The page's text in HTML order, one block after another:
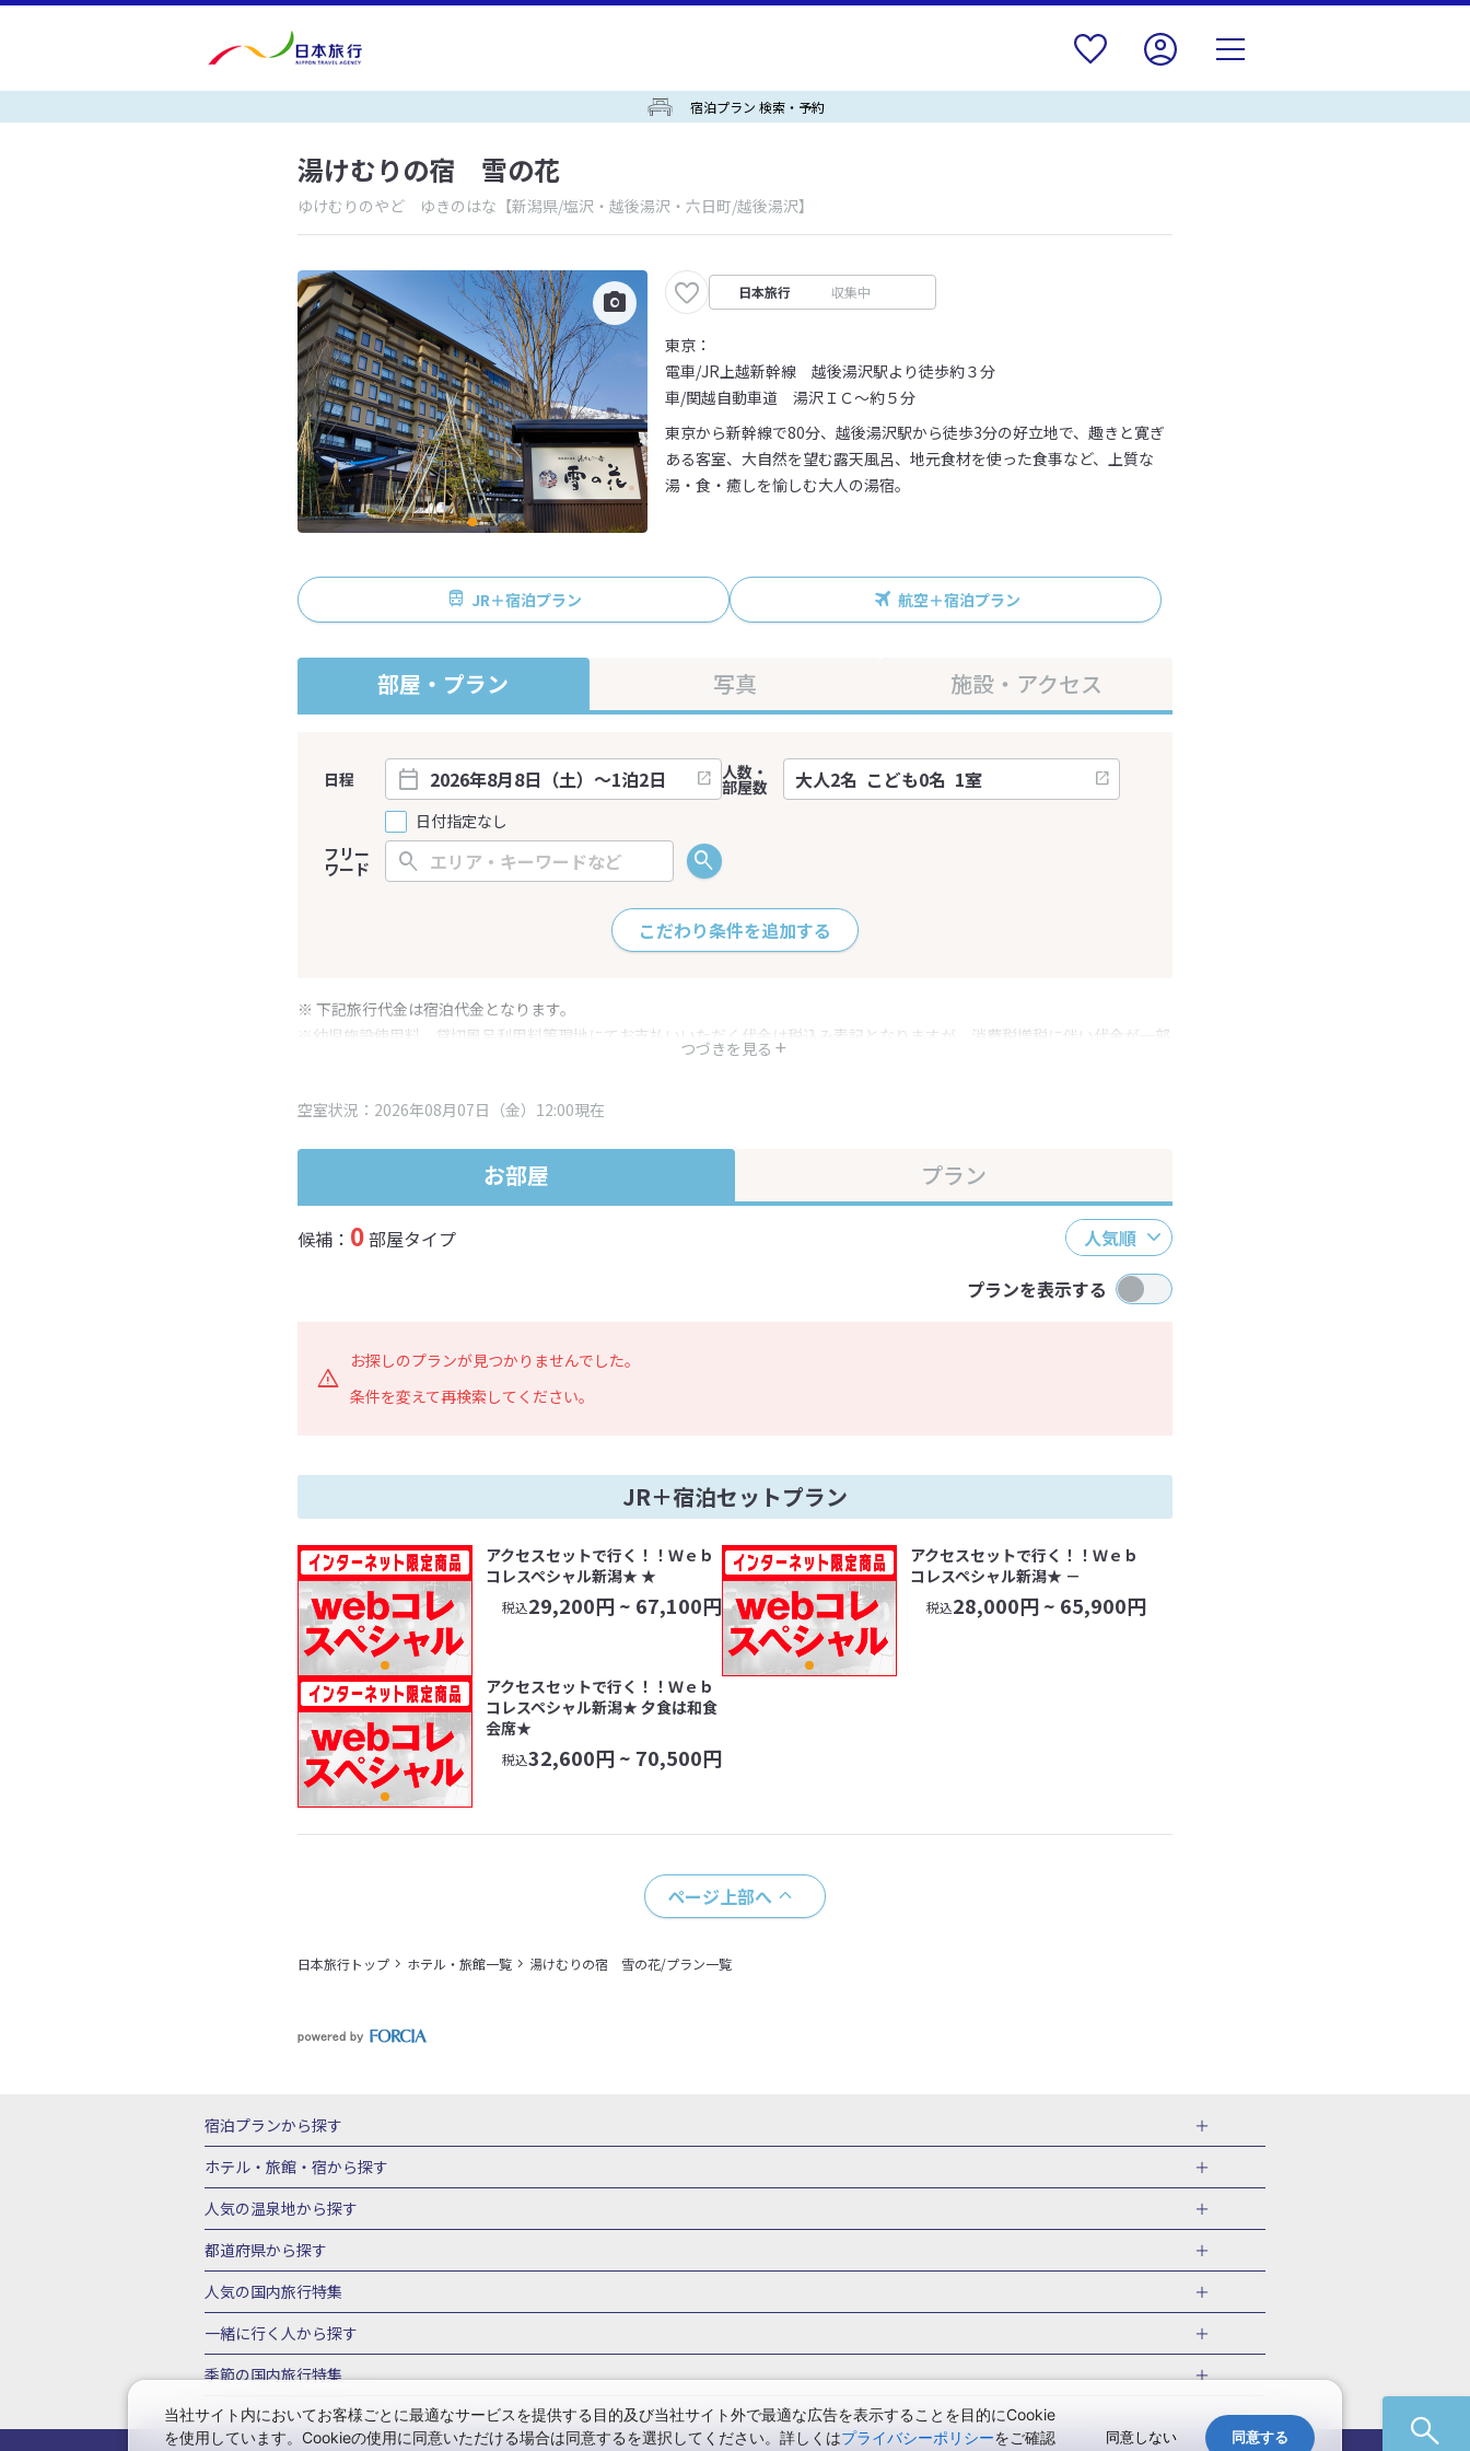
宿泊プラン 検索・予約
湯けむりの宿 雪の花
ゆけむりのやど ゆきのはな 【新潟県/塩沢・越後湯沢・六日町/越後湯沢】
日本旅行 収集中
東京：
電車/JR上越新幹線 越後湯沢駅より徒歩約３分
車/関越自動車道 湯沢ＩＣ～約５分
東京から新幹線で80分、越後湯沢駅から徒歩3分の好立地で、趣きと寛ぎ
ある客室、大自然を望む露天風呂、地元食材を使った食事など、上質な
湯・食・癒しを愉しむ大人の湯宿。
JR＋宿泊プラン 航空＋宿泊プラン
部屋・プラン 写真 施設・アクセス
日程
日付指定なし
人数・
部屋数
フリー
ワード
こだわり条件を追加する
つづきを見る
※ 下記旅行代金は宿泊代金となります。
※幼児施設使用料、貸切風呂利用料等現地にてお支払いいただく代金は税込み表記となりますが、消費税増税に伴い代金が一部
空室状況：2026年08月07日（金）12:00現在
お部屋 プラン
候補： 0部屋タイプ
人気順
プランを表示する
お探しのプランが見つかりませんでした。
条件を変えて再検索してください。
JR＋宿泊セットプラン
アクセスセットで行く！！Ｗｅｂ
コレスペシャル新潟★ ★
税込29,200円 ~ 67,100円
アクセスセットで行く！！Ｗｅｂ
コレスペシャル新潟★ －
税込28,000円 ~ 65,900円
アクセスセットで行く！！Ｗｅｂ
コレスペシャル新潟★ 夕食は和食
会席★
税込32,600円 ~ 70,500円
ページ上部へ
日本旅行トップ ホテル・旅館一覧 湯けむりの宿 雪の花/プラン一覧
宿泊プランから探す
北海道
東北 青森県
栃木県
群馬県 北陸 富山県 石川県 福井県 甲信越 山梨県 新潟県 長野県 東海 静岡県 岐阜県
愛知県
三重県
近畿 滋賀県 京都府 大阪府 兵庫県 奈良県 和歌山県 四国 徳島県 高知県 香川県 愛媛県
中国
岡山県
広島県
ホテル・旅館・宿から探す
北海道ホテル・旅館
山形県ホテル・旅館
福島県ホテル・旅館 東京都ホテル・旅館 神奈川県ホテル・旅館
埼玉県ホテル・旅館
千葉県ホテル・旅館
茨城県ホテル・旅館 栃木県ホテル・旅館 群馬県ホテル・旅館
富山県ホテル・旅館
石川県ホテル・旅館
静岡県ホテル・旅館
京都府ホテル・旅館
大阪府ホテル・旅館 兵庫県ホテル・旅館 奈良県ホテル・旅館
和歌山県ホテル・旅館
広島県ホテル・旅館
鳥取県ホテル・旅館 島根県ホテル・旅館 山口県ホテル・旅館
福岡県ホテル・旅館
人気の温泉地から探す
北海道
湯の川温泉(北海道)
川湯温泉(北海道)
層雲峡温泉(北海道) 知床温泉(北海道) 東北 花巻温泉(岩手) 蔵王温泉(山形)
かみのやま温泉(山形)
鳴子温泉(宮城)
秋保温泉(宮城) 飯坂温泉(福島) 北陸 和倉温泉(石川) 宇奈月温泉(富山) あわら温泉(福井)
関東
鬼怒川温泉(栃木)
川治温泉(栃木)
伊豆箱根
箱根湯本温泉(神奈川)
白骨温泉(長野)
湯田中渋温泉(長野) 昼神温泉(長野) 東海 浜名湖かんざんじ温泉(静岡) 下呂温泉(岐阜)
関西
都道府県から探す
北海道旅行・ツアー
山形旅行・ツアー
福島旅行・ツアー 関東 東京旅行・ツアー 神奈川旅行・ツアー 埼玉旅行・ツアー
千葉旅行・ツアー
茨城旅行・ツアー
栃木旅行・ツアー 群馬旅行・ツアー 北陸 富山旅行・ツアー 石川旅行・ツアー
福井旅行・ツアー
甲信越
山梨旅行・ツアー 新潟旅行・ツアー 長野旅行・ツアー 東海 静岡旅行・ツアー
岐阜旅行・ツアー
愛知旅行・ツアー
三重旅行・ツアー 関西 滋賀旅行・ツアー 京都旅行・ツアー 大阪旅行・ツアー
兵庫旅行・ツアー
奈良旅行・ツアー
和歌山旅行・ツアー 四国 徳島旅行・ツアー 高知旅行・ツアー 香川旅行・ツアー 愛媛旅行・ツアー
人気の国内旅行特集
東京ディズニーリゾート®への旅
一緒に行く人から探す
一人旅 国内版
家族・子連れ旅行 国内版
季節の国内旅行特集
桜・お花見特集
ゴールデンウィーク（GW）の国内旅行 夏休み・お盆の国内旅行 7月の国内旅行
8月の国内旅行
9月の国内旅行
10月の国内旅行 11月の国内旅行 紅葉旅行 クリスマスの国内旅行 年末年始・お正月の国内旅行
当社サイト内においてお客様ごとに最適なサービスを提供する目的及び当社サイト外で最適な広告を表示することを目的にCookie
を使用しています。Cookieの使用に同意いただける場合は同意するを選択してください。詳しくはプライバシーポリシーをご確認 同意しない 同意する